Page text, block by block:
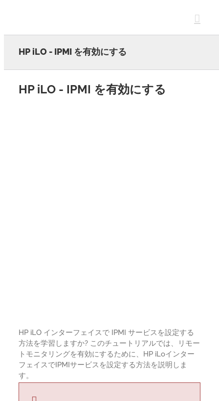
HP iLO - IPMI を有効にする
HP iLO - IPMI を有効にする
HP iLO インターフェイスで IPMI サービスを設定する
方法を学習しますか? このチュートリアルでは、リモー
トモニタリングを有効にするために、HP iLoインター
フェイスでIPMIサービスを設定する方法を説明しま
す。